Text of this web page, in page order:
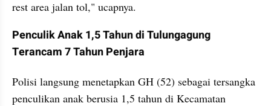
rest area jalan tol," ucapnya.
Penculik Anak 1,5 Tahun di Tulungagung
Terancam 7 Tahun Penjara
Polisi langsung menetapkan GH (52) sebagai tersangka
penculikan anak berusia 1,5 tahun di Kecamatan